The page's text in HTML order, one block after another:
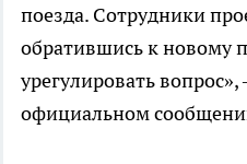
поезда. Сотрудники
обратившись к новому
урегулировать вопрос»,
официальном